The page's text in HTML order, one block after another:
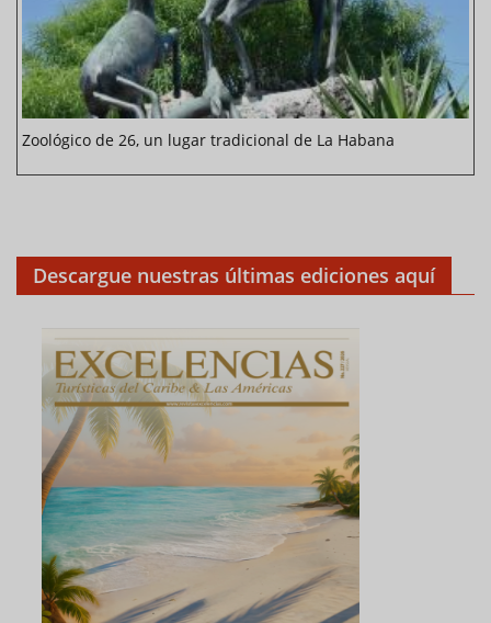
Zoológico de 26, un lugar tradicional de La Habana
Descargue nuestras últimas ediciones aquí